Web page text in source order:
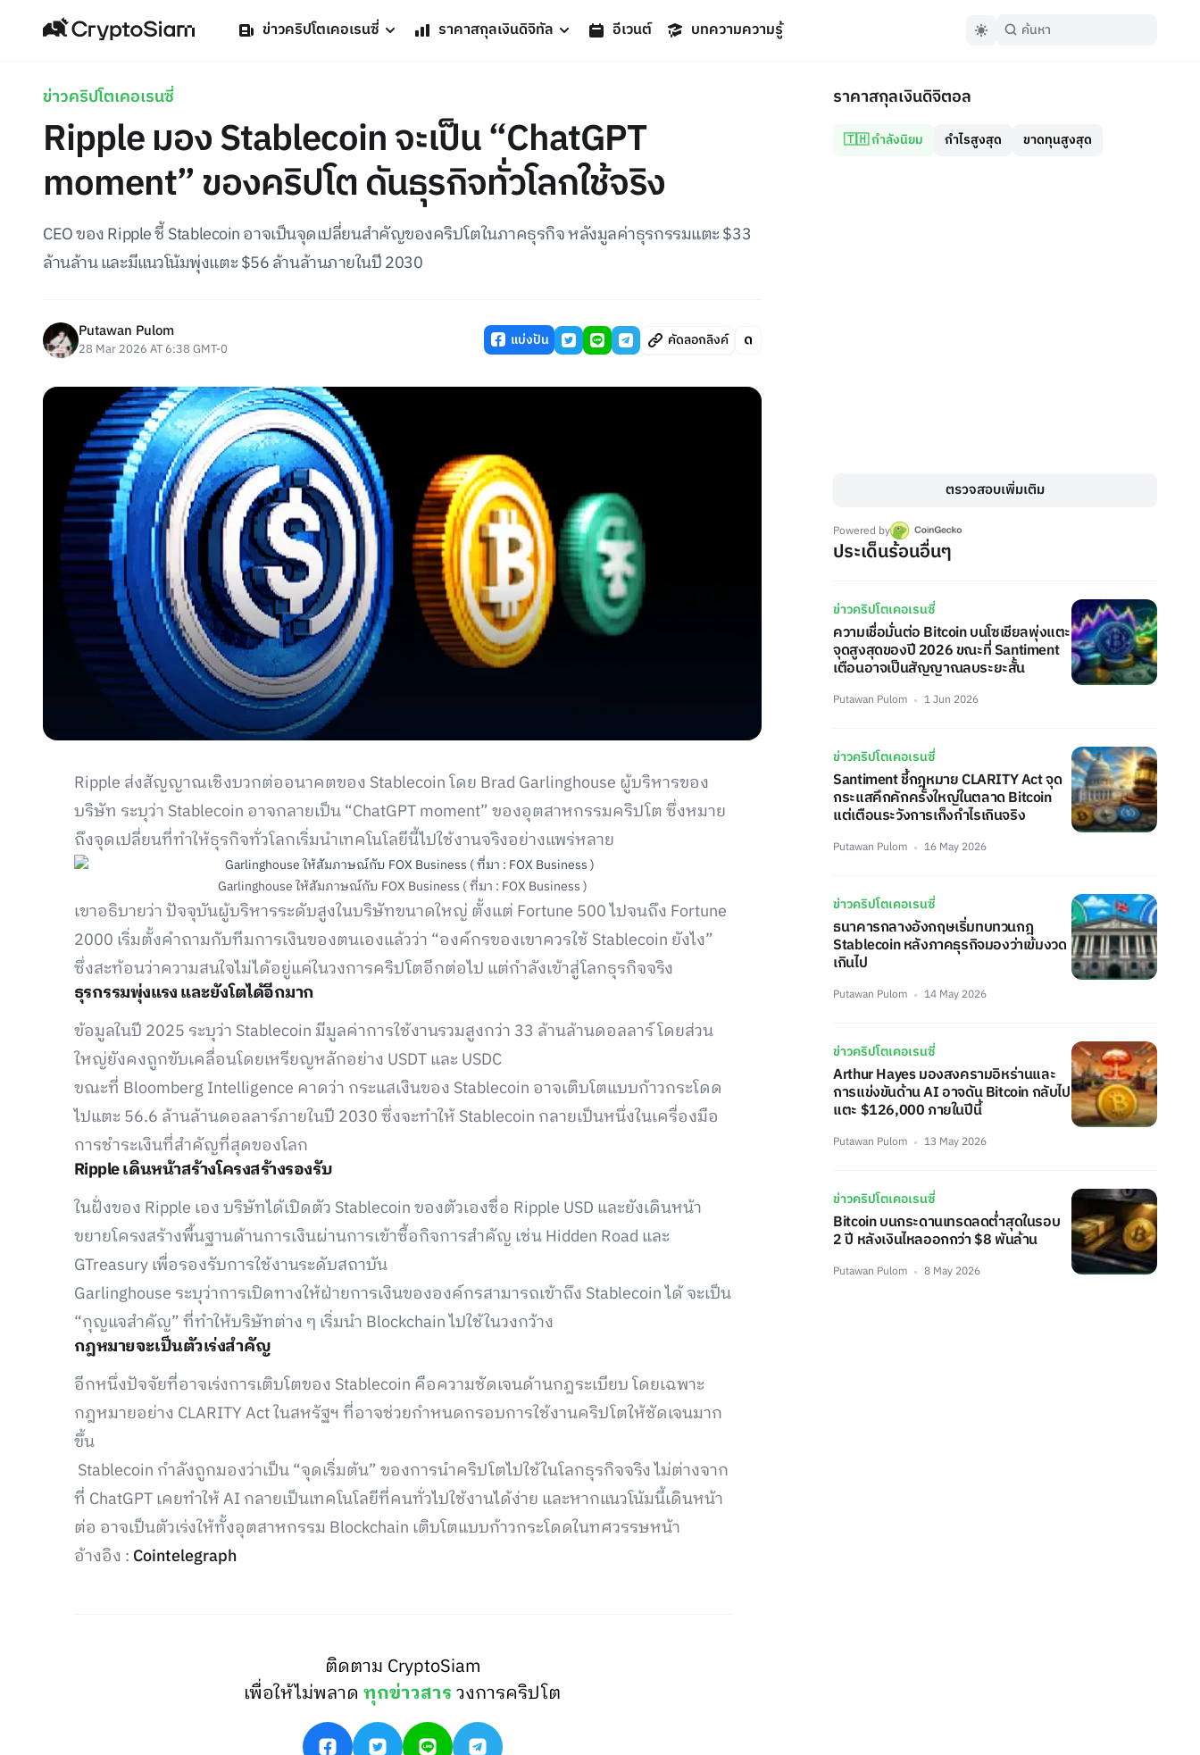
ข่าวคริปโตเคอเรนซี่ ราคาสกุลเงินดิจิทัล อีเวนต์ บทความความรู้
ข่าวคริปโตเคอเรนซี่
Ripple มอง Stablecoin จะเป็น “ChatGPT
moment” ของคริปโต ดันธุรกิจทั่วโลกใช้จริง
CEO ของ Ripple ชี้ Stablecoin อาจเป็นจุดเปลี่ยนสำคัญของคริปโตในภาคธุรกิจ หลังมูลค่าธุรกรรมแตะ $33
ล้านล้าน และมีแนวโน้มพุ่งแตะ $56 ล้านล้านภายในปี 2030
Putawan Pulom
28 Mar 2026 AT 6:38 GMT-0 แบ่งปัน คัดลอกลิงค์
Ripple ส่งสัญญาณเชิงบวกต่ออนาคตของ Stablecoin โดย Brad Garlinghouse ผู้บริหารของ
บริษัท ระบุว่า Stablecoin อาจกลายเป็น “ChatGPT moment” ของอุตสาหกรรมคริปโต ซึ่งหมาย
ถึงจุดเปลี่ยนที่ทำให้ธุรกิจทั่วโลกเริ่มนำเทคโนโลยีนี้ไปใช้งานจริงอย่างแพร่หลาย
Garlinghouse ให้สัมภาษณ์กับ FOX Business ( ที่มา : FOX Business )
เขาอธิบายว่า ปัจจุบันผู้บริหารระดับสูงในบริษัทขนาดใหญ่ ตั้งแต่ Fortune 500 ไปจนถึง Fortune
2000 เริ่มตั้งคำถามกับทีมการเงินของตนเองแล้วว่า “องค์กรของเขาควรใช้ Stablecoin ยังไง”
ซึ่งสะท้อนว่าความสนใจไม่ได้อยู่แค่ในวงการคริปโตอีกต่อไป แต่กำลังเข้าสู่โลกธุรกิจจริง
ธุรกรรมพุ่งแรง และยังโตได้อีกมาก
ข้อมูลในปี 2025 ระบุว่า Stablecoin มีมูลค่าการใช้งานรวมสูงกว่า 33 ล้านล้านดอลลาร์ โดยส่วน
ใหญ่ยังคงถูกขับเคลื่อนโดยเหรียญหลักอย่าง USDT และ USDC
ขณะที่ Bloomberg Intelligence คาดว่า กระแสเงินของ Stablecoin อาจเติบโตแบบก้าวกระโดด
ไปแตะ 56.6 ล้านล้านดอลลาร์ภายในปี 2030 ซึ่งจะทำให้ Stablecoin กลายเป็นหนึ่งในเครื่องมือ
การชำระเงินที่สำคัญที่สุดของโลก
Ripple เดินหน้าสร้างโครงสร้างรองรับ
ในฝั่งของ Ripple เอง บริษัทได้เปิดตัว Stablecoin ของตัวเองชื่อ Ripple USD และยังเดินหน้า
ขยายโครงสร้างพื้นฐานด้านการเงินผ่านการเข้าซื้อกิจการสำคัญ เช่น Hidden Road และ
GTreasury เพื่อรองรับการใช้งานระดับสถาบัน
Garlinghouse ระบุว่าการเปิดทางให้ฝ่ายการเงินขององค์กรสามารถเข้าถึง Stablecoin ได้ จะเป็น
“กุญแจสำคัญ” ที่ทำให้บริษัทต่าง ๆ เริ่มนำ Blockchain ไปใช้ในวงกว้าง
กฎหมายจะเป็นตัวเร่งสำคัญ
อีกหนึ่งปัจจัยที่อาจเร่งการเติบโตของ Stablecoin คือความชัดเจนด้านกฎระเบียบ โดยเฉพาะ
กฎหมายอย่าง CLARITY Act ในสหรัฐฯ ที่อาจช่วยกำหนดกรอบการใช้งานคริปโตให้ชัดเจนมาก
ขึ้น
Stablecoin กำลังถูกมองว่าเป็น “จุดเริ่มต้น” ของการนำคริปโตไปใช้ในโลกธุรกิจจริง ไม่ต่างจาก
ที่ ChatGPT เคยทำให้ AI กลายเป็นเทคโนโลยีที่คนทั่วไปใช้งานได้ง่าย และหากแนวโน้มนี้เดินหน้า
ต่อ อาจเป็นตัวเร่งให้ทั้งอุตสาหกรรม Blockchain เติบโตแบบก้าวกระโดดในทศวรรษหน้า
อ้างอิง : Cointelegraph
ติดตาม CryptoSiam
เพื่อให้ไม่พลาดทุกข่าวสารวงการคริปโต
ราคาสกุลเงินดิจิตอล
🇹🇭 กำลังนิยม กำไรสูงสุด ขาดทุนสูงสุด
ตรวจสอบเพิ่มเติม
Powered by
ประเด็นร้อนอื่นๆ
ข่าวคริปโตเคอเรนซี่
ความเชื่อมั่นต่อ Bitcoin บนโซเชียลพุ่งแตะ
จุดสูงสุดของปี 2026 ขณะที่ Santiment
เตือนอาจเป็นสัญญาณลบระยะสั้น
Putawan Pulom 1 Jun 2026
ข่าวคริปโตเคอเรนซี่
Santiment ชี้กฎหมาย CLARITY Act จุด
กระแสคึกคักครั้งใหญ่ในตลาด Bitcoin
แต่เตือนระวังการเก็งกำไรเกินจริง
Putawan Pulom 16 May 2026
ข่าวคริปโตเคอเรนซี่
ธนาคารกลางอังกฤษเริ่มทบทวนกฎ
Stablecoin หลังภาคธุรกิจมองว่าเข้มงวด
เกินไป
Putawan Pulom 14 May 2026
ข่าวคริปโตเคอเรนซี่
Arthur Hayes มองสงครามอิหร่านและ
การแข่งขันด้าน AI อาจดัน Bitcoin กลับไป
แตะ $126,000 ภายในปีนี้
Putawan Pulom 13 May 2026
ข่าวคริปโตเคอเรนซี่
Bitcoin บนกระดานเทรดลดต่ำสุดในรอบ
2 ปี หลังเงินไหลออกกว่า $8 พันล้าน
Putawan Pulom 8 May 2026